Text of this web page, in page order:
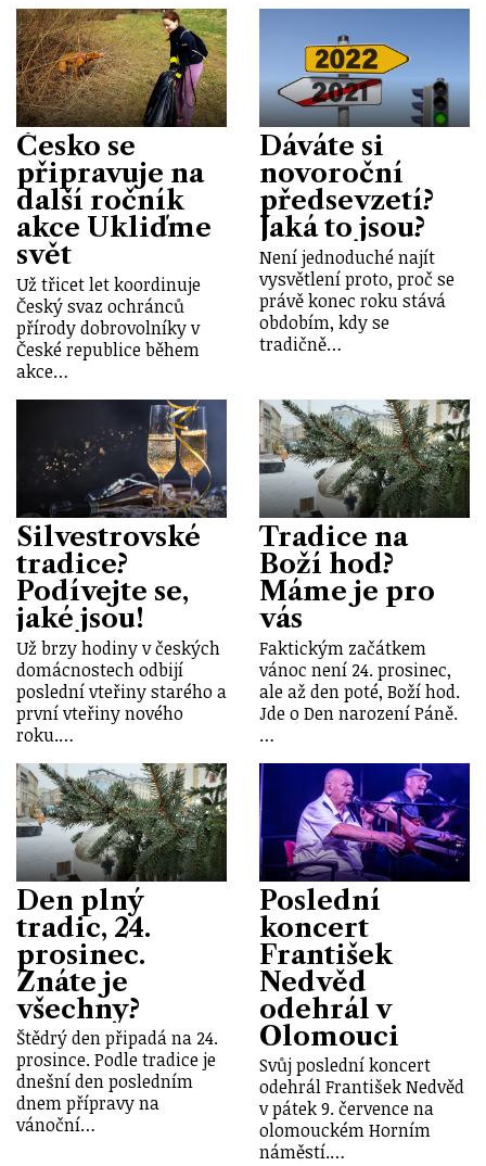
Česko se
připravuje na
další ročník
akce Ukliďme
svět
Už třicet let koordinuje
Český svaz ochránců
přírody dobrovolníky v
České republice během
akce…
Dáváte si
novoroční
předsevzetí?
Jaká to jsou?
Není jednoduché najít
vysvětlení proto, proč se
právě konec roku stává
obdobím, kdy se
tradičně…
Silvestrovské
tradice?
Podívejte se,
jaké jsou!
Už brzy hodiny v českých
domácnostech odbijí
poslední vteřiny starého a
první vteřiny nového
roku.…
Tradice na
Boží hod?
Máme je pro
vás
Faktickým začátkem
vánoc není 24. prosinec,
ale až den poté, Boží hod.
Jde o Den narození Páně.
…
Den plný
tradic, 24.
prosinec.
Znáte je
všechny?
Štědrý den připadá na 24.
prosince. Podle tradice je
dnešní den posledním
dnem přípravy na
vánoční…
Poslední
koncert
František
Nedvěd
odehrál v
Olomouci
Svůj poslední koncert
odehrál František Nedvěd
v pátek 9. července na
olomouckém Horním
náměstí.…